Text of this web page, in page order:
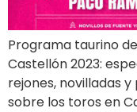
Programa taurino
Castellón 2023:
rejones, novilladas
sobre los toros en